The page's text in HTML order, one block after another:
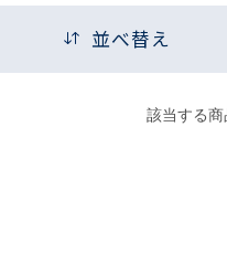
並べ替え
該当する商